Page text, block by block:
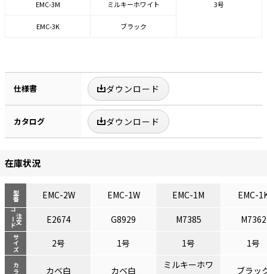
3号
EMC-3M ミルキーホワイト
EMC-3K ブラック
仕様書 ダウンロード
カタログ ダウンロード
在庫状況
型番
注文
コード
サイズ
EMC-2W EMC-1W EMC-1M EMC-
E2674 G8929 M7385
M7362
2号
1号 1号 1号
カベ白 カベ白
ミルキーホワ
ブラッ